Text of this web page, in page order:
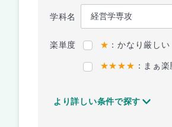
学科名
楽単度 ★ ：かなり厳しい
★★★★ ：まぁ楽
より詳しい条件で探す